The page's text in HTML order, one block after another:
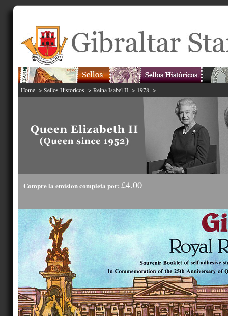
Home -> Sellos Historicos -> Reina Isabel II -> 1978 ->
Compre la emision completa por: £4.00